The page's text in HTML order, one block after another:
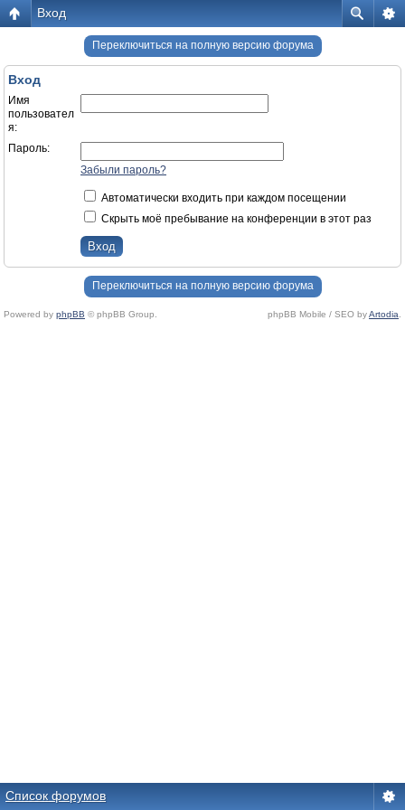
Вход
Переключиться на полную версию форума
Вход
Имя
пользовател
я:
Пароль:
Забыли пароль?
Автоматически входить при каждом посещении
Скрыть моё пребывание на конференции в этот раз
Переключиться на полную версию форума
Powered by phpBB © phpBB Group. phpBB Mobile / SEO byArtodia
Список форумов